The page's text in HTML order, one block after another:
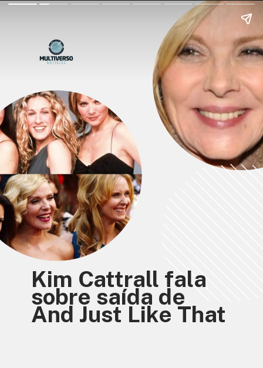
Kim Cattrall fala
sobre saída de
And Just Like That